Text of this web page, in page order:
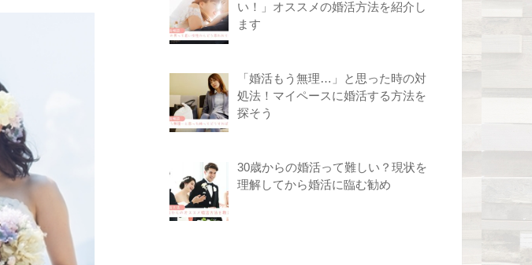
い！」オススメの婚活方法を紹介し
ます
「婚活もう無理…」と思った時の対
処法！マイペースに婚活する方法を
探そう
30歳からの婚活って難しい？現状を
理解してから婚活に臨む勧め